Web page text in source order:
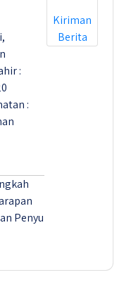
:
:
Penyu
Kiriman
Berita